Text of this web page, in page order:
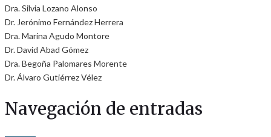
Dra. Silvia Lozano Alonso
Dr. Jerónimo Fernández Herrera
Dra. Marina Agudo Montore
Dr. David Abad Gómez
Dra. Begoña Palomares Morente
Dr. Álvaro Gutiérrez Vélez
Navegación de entradas